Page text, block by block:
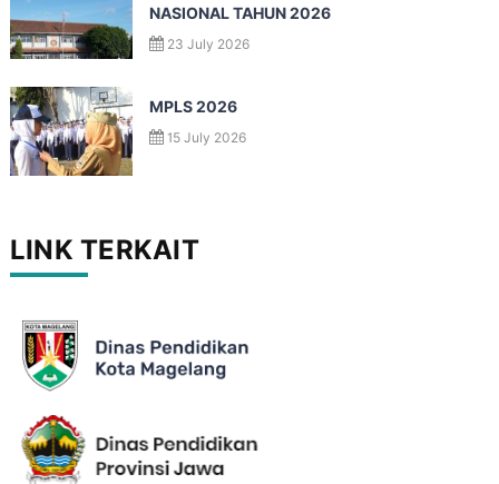
NASIONAL TAHUN 2026
23 July 2026
MPLS 2026
15 July 2026
LINK TERKAIT